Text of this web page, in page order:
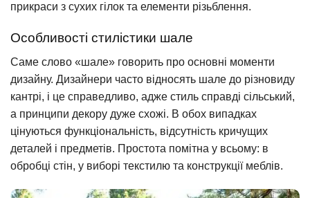
прикраси з сухих гілок та елементи різьблення.
Особливості стилістики шале
Саме слово «шале» говорить про основні моменти
дизайну. Дизайнери часто відносять шале до різновиду
кантрі, і це справедливо, адже стиль справді сільський,
а принципи декору дуже схожі. В обох випадках
цінуються функціональність, відсутність кричущих
деталей і предметів. Простота помітна у всьому: в
обробці стін, у виборі текстилю та конструкції меблів.